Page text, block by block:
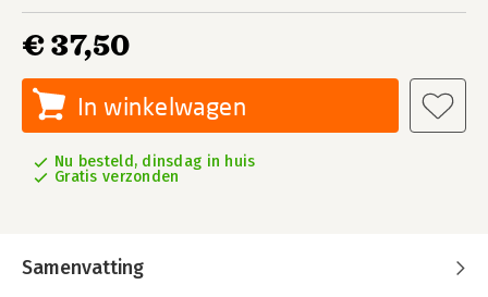
€ 37,50
In winkelwagen
Nu besteld, dinsdag in huis
Gratis verzonden
Samenvatting